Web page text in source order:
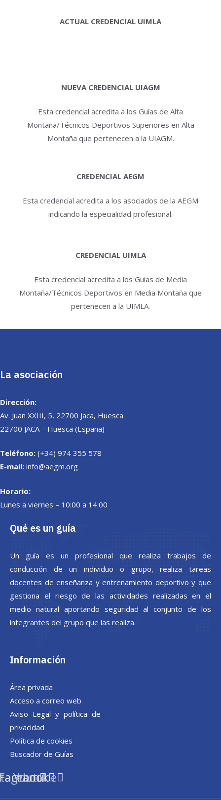
ACTUAL CREDENCIAL UIMLA
NUEVA CREDENCIAL UIAGM
Esta credencial acredita a los Guías de Alta
Montaña/Técnicos Deportivos Superiores en Alta
Montaña que pertenecen a la UIAGM.
CREDENCIAL AEGM
Esta credencial acredita a los asociados de la AEGM
indicando la especialidad profesional.
CREDENCIAL UIMLA
Esta credencial acredita a los Guías de Media
Montaña/Técnicos Deportivos en Media Montaña que
pertenecen a la UIMLA.
La asociación
Dirección:
Av. Juan XXIII, 5, 22700 Jaca, Huesca
22700 JACA – Huesca (España)
Teléfono: (+34) 974 355 578
E-mail: info@aegm.org
Horario:
Lunes a viernes – 10:00 a 14:00
Qué es un guía
Un guía es un profesional que realiza trabajos de
conducción de un individuo o grupo, realiza tareas
docentes de enseñanza y entrenamiento deportivo y que
gestiona el riesgo de las actividades realizadas en el
medio natural aportando seguridad al conjunto de los
integrantes del grupo que las realiza.
Información
Área privada
Acceso a correo web
Aviso Legal y política de
privacidad
Política de cookies
Buscador de Guías
Youtube